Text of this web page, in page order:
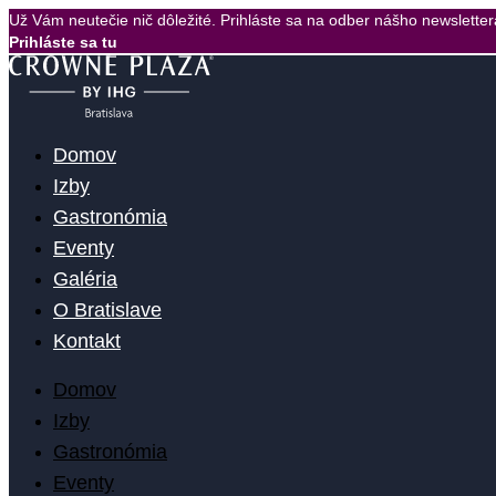
Preskočiť
na
obsah
Už Vám neutečie nič dôležité. Prihláste sa na odber nášho
Prihláste sa tu
Domov
Izby
Gastronómia
Eventy
Galéria
O Bratislave
Kontakt
Domov
Izby
Gastronómia
Eventy